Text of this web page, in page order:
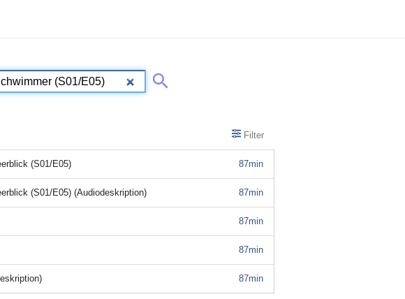
Filter
87min
(S01/E05)
87min
(S01/E05) (Audiodeskription)
87min
87min
87min